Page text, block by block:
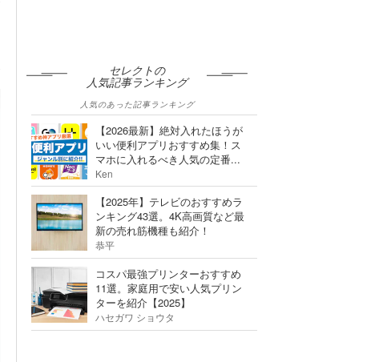
セレクトの
人気記事ランキング
人気のあった記事ランキング
【2026最新】絶対入れたほうが
いい便利アプリおすすめ集！ス
マホに入れるべき人気の定番...
Ken
【2025年】テレビのおすすめラ
ンキング43選。4K高画質など最
新の売れ筋機種も紹介！
恭平
コスパ最強プリンターおすすめ
11選。家庭用で安い人気プリン
ターを紹介【2025】
ハセガワ ショウタ